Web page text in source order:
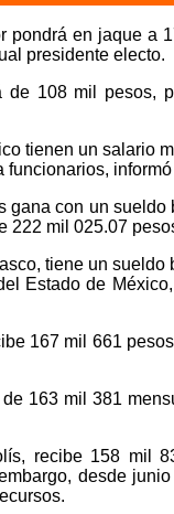
pondrá en jaque a
presidente electo.
108 mil pesos,
tienen un salario
funcionarios,
con un
222 mil 025.07
tiene un
Estado de
167 mil 661
163 mil 381
recibe 158 mil
desde